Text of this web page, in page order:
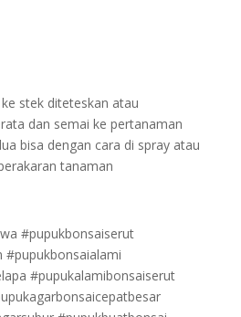
stek diteteskan atau
dan semai ke pertanaman
bisa dengan cara di spray atau
tanaman
#pupukbonsaiserut
#pupukbonsaialami
#pupukalamibonsaiserut